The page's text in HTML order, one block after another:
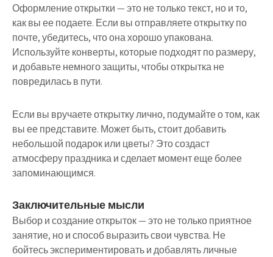
Оформление открытки — это не только текст, но и то,
как вы ее подаете. Если вы отправляете открытку по
почте, убедитесь, что она хорошо упакована.
Используйте конверты, которые подходят по размеру,
и добавьте немного защиты, чтобы открытка не
повредилась в пути.
Если вы вручаете открытку лично, подумайте о том, как
вы ее представите. Может быть, стоит добавить
небольшой подарок или цветы? Это создаст
атмосферу праздника и сделает момент еще более
запоминающимся.
Заключительные мысли
Выбор и создание открыток — это не только приятное
занятие, но и способ выразить свои чувства. Не
бойтесь экспериментировать и добавлять личные